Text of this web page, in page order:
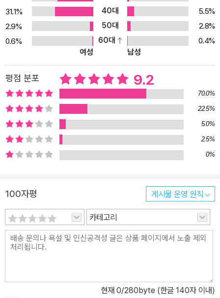
31.1%
40대
5.5%
2.9%
50대
2.8%
0.6%
60대
0.4%
여성
남성
평점 분포 9.2
70.0%
22.5%
5.0%
2.5%
0%
100자평 게시물 운영 원칙
카테고리
현재 0/280byte (한글 140자 이내)